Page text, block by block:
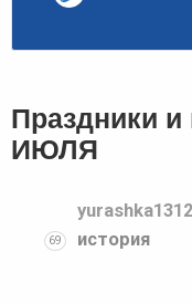
Праздники
ИЮЛЯ
69
yurashka1312
история